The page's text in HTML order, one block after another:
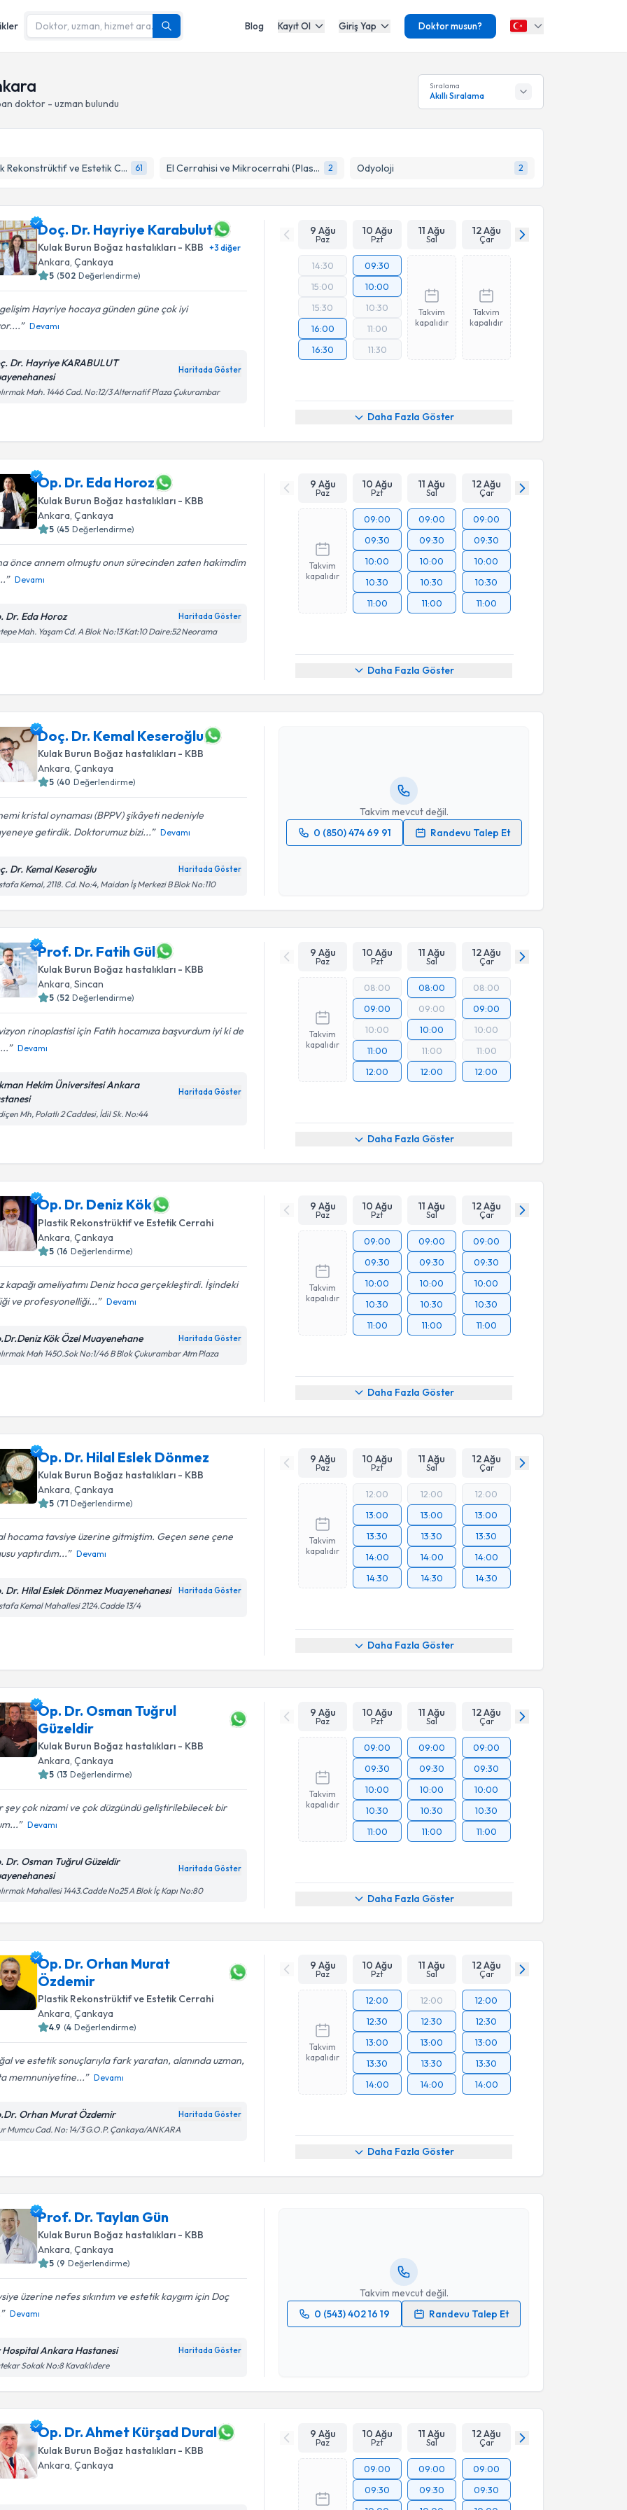
Blog Kayıt Ol Giriş Yap Doktor musun?
doktor - uzman bulundu
Sıralama
Akıllı Sıralama
Plastik Rekonstrüktif ve Estetik Cerrahi 61 El Cerrahisi ve Mikrocerrahi (Plastik Rekonstrüktif ve Estetik Cerrahi) 2 Odyoloji 2
Doç. Dr. Hayriye Karabulut
Kulak Burun Boğaz hastalıkları - KBB +3 diğer
Ankara, Çankaya
5 (502 Değerlendirme)
Hayriye hocaya günden güne çok iyi
Devamı
Dr. Hayriye KARABULUT
Haritada Göster
Mah. 1446 Cad. No:12/3 Alternatif Plaza Çukurambar
9 Ağu
Paz
10 Ağu
Pzt
11 Ağu
Sal
12 Ağu
Çar
14:30
15:00
15:30
16:00
16:30
09:30
10:00
10:30
11:00
11:30
Takvim
kapalıdır
Takvim
kapalıdır
Daha Fazla Göster
Op. Dr. Eda Horoz
Kulak Burun Boğaz hastalıkları - KBB
Ankara , Çankaya
5 (45 Değerlendirme)
önce annem olmuştu onun sürecinden zaten hakimdim
Devamı
Dr. Eda Horoz Haritada Göster
Mah. Yaşam Cd. A Blok No:13 Kat:10 Daire:52 Neorama
9 Ağu
Paz
10 Ağu
Pzt
11 Ağu
Sal
12 Ağu
Çar
Takvim
kapalıdır
09:00
09:30
10:00
10:30
11:00
09:00
09:30
10:00
10:30
11:00
09:00
09:30
10:00
10:30
11:00
Daha Fazla Göster
Doç. Dr. Kemal Keseroğlu
Kulak Burun Boğaz hastalıkları - KBB
Ankara, Çankaya
5 (40 Değerlendirme)
kristal oynaması (BPPV) şikâyeti nedeniyle
getirdik. Doktorumuz bizi...
Devamı
Dr. Kemal Keseroğlu Haritada Göster
Kemal, 2118. Cd. No:4, Maidan İş Merkezi B Blok No:110
Takvim mevcut değil.
0 (850) 474 69 91
Randevu Talep Et
Randevu Takvimi Talebi
Doç. Dr. Kemal Keseroğlu
Takvim Talebini Gönder
Prof. Dr. Fatih Gül
Kulak Burun Boğaz hastalıkları - KBB
Ankara, Sincan
5 (52 Değerlendirme)
rinoplastisi için Fatih hocamıza başvurdum iyi ki de
Devamı
Hekim Üniversitesi Ankara
Haritada Göster
Mh, Polatlı 2 Caddesi, İdil Sk. No:44
9 Ağu
Paz
10 Ağu
Pzt
11 Ağu
Sal
12 Ağu
Çar
Takvim
kapalıdır
08:00
09:00
10:00
11:00
12:00
08:00
09:00
10:00
11:00
12:00
08:00
09:00
10:00
11:00
12:00
Daha Fazla Göster
Op. Dr. Deniz Kök
Plastik Rekonstrüktif ve Estetik Cerrahi
Ankara , Çankaya
5 (16 Değerlendirme)
kapağı ameliyatımı Deniz hoca gerçekleştirdi. İşindeki
ve profesyonelliği...
Devamı
Kök Özel Muayenehane Haritada Göster
Mah 1450.Sok No:1/46 B Blok Çukurambar Atm Plaza
9 Ağu
Paz
10 Ağu
Pzt
11 Ağu
Sal
12 Ağu
Çar
Takvim
kapalıdır
09:00
09:30
10:00
10:30
11:00
09:00
09:30
10:00
10:30
11:00
09:00
09:30
10:00
10:30
11:00
Daha Fazla Göster
Op. Dr. Hilal Eslek Dönmez
Kulak Burun Boğaz hastalıkları - KBB
Ankara, Çankaya
5 (71 Değerlendirme)
hocama tavsiye üzerine gitmiştim. Geçen sene çene
yaptırdım...
Devamı
Dr. Hilal Eslek Dönmez Muayenehanesi Haritada Göster
Kemal Mahallesi 2124.Cadde 13/4
9 Ağu
Paz
10 Ağu
Pzt
11 Ağu
Sal
12 Ağu
Çar
Takvim
kapalıdır
12:00
13:00
13:30
14:00
14:30
12:00
13:00
13:30
14:00
14:30
12:00
13:00
13:30
14:00
14:30
Daha Fazla Göster
Op. Dr. Osman Tuğrul
Güzeldir
Kulak Burun Boğaz hastalıkları - KBB
Ankara , Çankaya
5 (13 Değerlendirme)
şey çok nizami ve çok düzgündü geliştirilebilecek bir
Devamı
Dr. Osman Tuğrul Güzeldir
Haritada Göster
Mahallesi 1443.Cadde No25 A Blok İç Kapı No:80
9 Ağu
Paz
10 Ağu
Pzt
11 Ağu
Sal
12 Ağu
Çar
Takvim
kapalıdır
09:00
09:30
10:00
10:30
11:00
09:00
09:30
10:00
10:30
11:00
09:00
09:30
10:00
10:30
11:00
Daha Fazla Göster
Op. Dr. Orhan Murat
Özdemir
Plastik Rekonstrüktif ve Estetik Cerrahi
Ankara, Çankaya
4.9 (4 Değerlendirme)
ve estetik sonuçlarıyla fark yaratan, alanında uzman,
memnuniyetine...
Devamı
Orhan Murat Özdemir Haritada Göster
Mumcu Cad. No: 14/3 G.O.P. Çankaya/ANKARA
9 Ağu
Paz
10 Ağu
Pzt
11 Ağu
Sal
12 Ağu
Çar
Takvim
kapalıdır
12:00
12:30
13:00
13:30
14:00
12:00
12:30
13:00
13:30
14:00
12:00
12:30
13:00
13:30
14:00
Daha Fazla Göster
Prof. Dr. Taylan Gün
Kulak Burun Boğaz hastalıkları - KBB
Ankara , Çankaya
5 (9 Değerlendirme)
üzerine nefes sıkıntım ve estetik kaygım için Doç
Devamı
Hospital Ankara Hastanesi Haritada Göster
Sokak No:8 Kavaklıdere
Takvim mevcut değil.
0 (543) 402 16 19
Randevu Talep Et
Randevu Takvimi Talebi
Prof. Dr. Taylan Gün
Takvim Talebini Gönder
Op. Dr. Ahmet Kürşad Dural
Kulak Burun Boğaz hastalıkları - KBB
Ankara , Çankaya
9 Ağu
Paz
10 Ağu
Pzt
11 Ağu
Sal
12 Ağu
Çar
09:00
09:30
09:00
09:30
09:00
09:30